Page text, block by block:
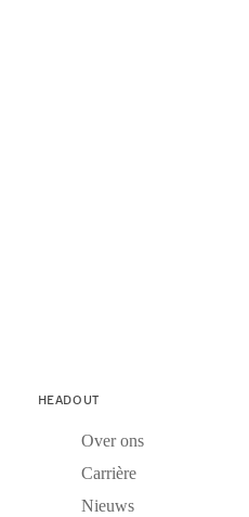
HEADOUT
Over ons
Carrière
Nieuws